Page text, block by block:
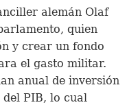
alemán Olaf
quien
y crear un fondo
el gasto militar.
anual de inversión
PIB, lo cual